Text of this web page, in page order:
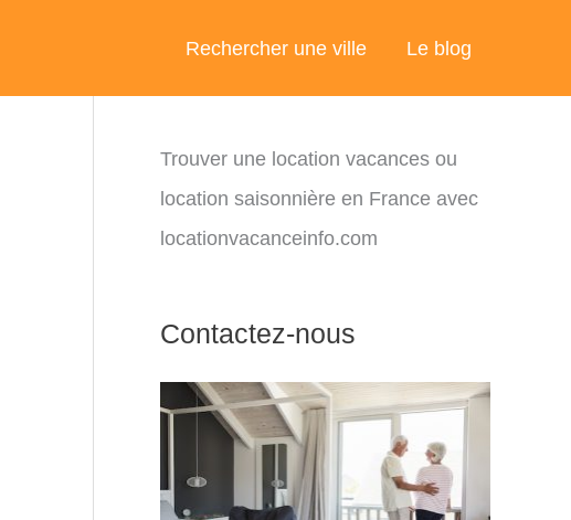
Rechercher une ville Le blog
Trouver une location vacances ou
location saisonnière en France avec
locationvacanceinfo.com
Contactez-nous